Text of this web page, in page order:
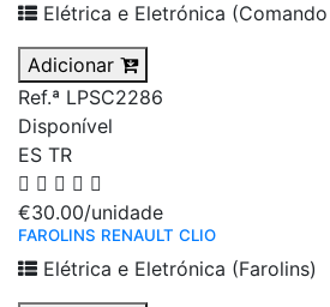
Elétrica e Eletrónica
Adicionar
Ref.ª LPSC2286
Disponível
ES TR
€30.00/unidade
FAROLINS RENAULT CLIO
Elétrica e Eletrónica (Farolins)